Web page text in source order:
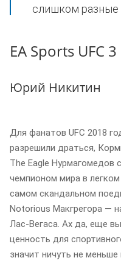
слишком разные
EA Sports UFC 3
Юрий Никитин
Для фанатов UFC 2018
разрешили драться,
The Eagle Нурмагомедов
чемпионом мира в
самом скандальном
Notorious Макгрегора —
Лас-Вегаса. Ах да, еще
ценность для
значит ничуть не меньше